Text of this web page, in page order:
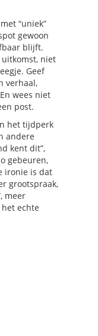
“uniek”
gewoon
blijft.
niet
Geef
verhaal,
wees niet
post.
het tijdperk
andere
kent dit”,
gebeuren,
ironie is dat
grootspraak,
meer
het echte